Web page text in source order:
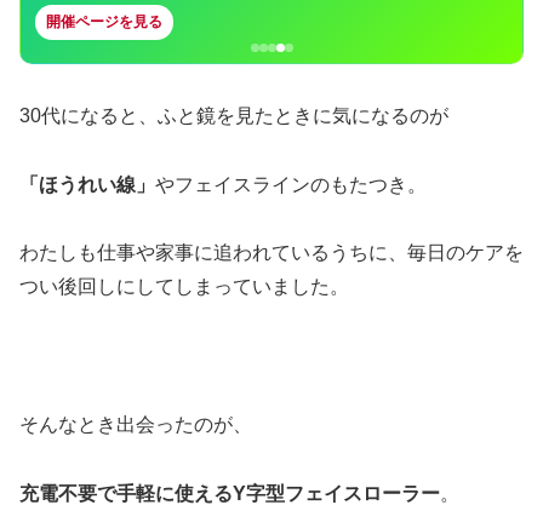
開催ページを見る
30代になると、ふと鏡を見たときに気になるのが
「ほうれい線」 やフェイスラインのもたつき。
わたしも仕事や家事に追われているうちに、毎日のケアを
つい後回しにしてしまっていました。
そんなとき出会ったのが、
充電不要で手軽に使えるY字型フェイスローラー。